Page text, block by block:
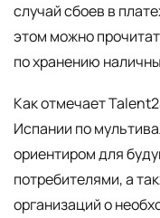
случай сбоев в
этом можно
по хранению
Как отмечает
Испании по
ориентиром для
потребителями, а
организаций о